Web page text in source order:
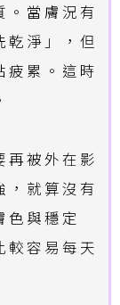
。當膚況有
乾淨」，但
疲累。這時
再被外在影
，就算沒有
色與穩定
較容易每天